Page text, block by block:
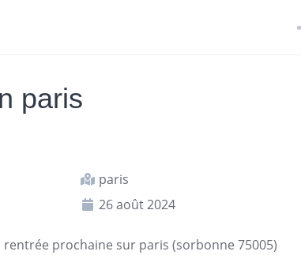
paris
paris
26 août 2024
prochaine sur paris (sorbonne 75005)